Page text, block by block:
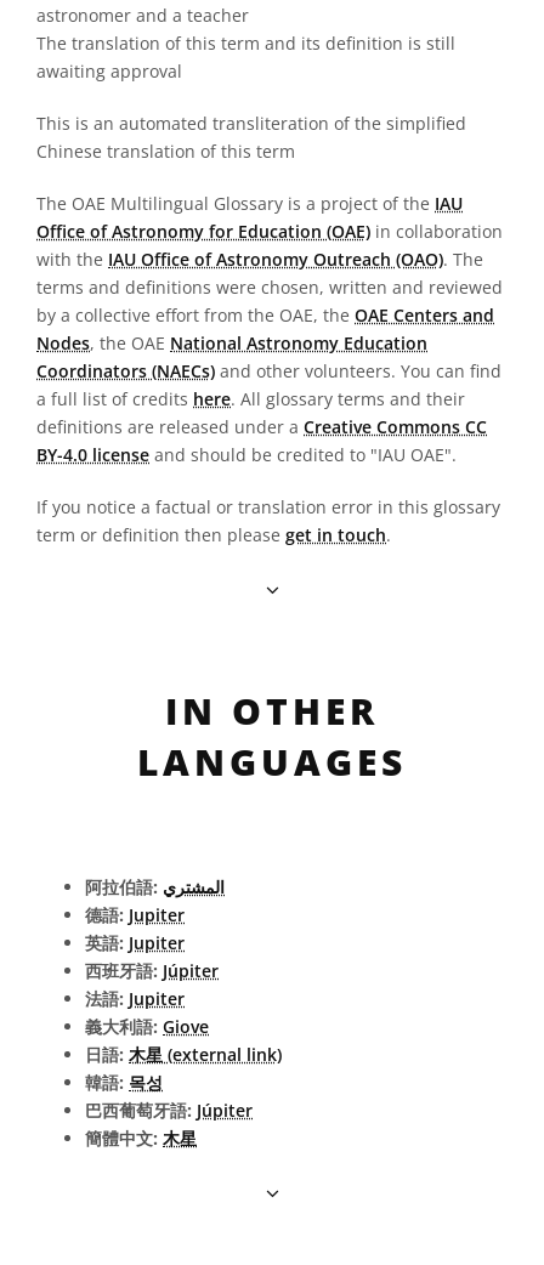
astronomer and a teacher
The translation of this term and its definition is still
awaiting approval
This is an automated transliteration of the simplified
Chinese translation of this term
The OAE Multilingual Glossary is a project of the IAU
Office of Astronomy for Education (OAE) in collaboration
with the IAU Office of Astronomy Outreach (OAO). The
terms and definitions were chosen, written and reviewed
by a collective effort from the OAE, the OAE Centers and
Nodes, the OAE National Astronomy Education
Coordinators (NAECs) and other volunteers. You can find
a full list of credits here. All glossary terms and their
definitions are released under a Creative Commons CC
BY-4.0 license and should be credited to "IAU OAE".
If you notice a factual or translation error in this glossary
term or definition then please get in touch.
IN OTHER
LANGUAGES
阿拉伯語: المشتري
德語: Jupiter
英語: Jupiter
西班牙語: Júpiter
法語: Jupiter
義大利語: Giove
日語: 木星 (external link)
韓語: 목성
巴西葡萄牙語: Júpiter
簡體中文: 木星